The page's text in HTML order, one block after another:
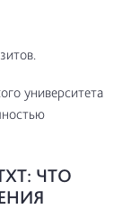
университета
ЧТО